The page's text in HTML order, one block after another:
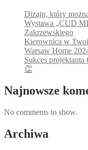
Dizajn, który
Wystawa „CUD
Zakrzewskiego
Kierownica w
Warsaw Home
Sukces
👏
Najnowsze
No comments to show.
Archiwa